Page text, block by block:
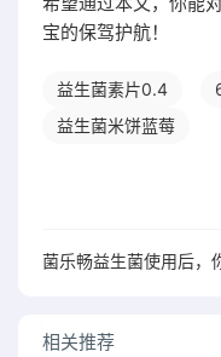
宝的保驾护航！
益生菌素片0.4
益生菌米饼蓝莓
相关推荐